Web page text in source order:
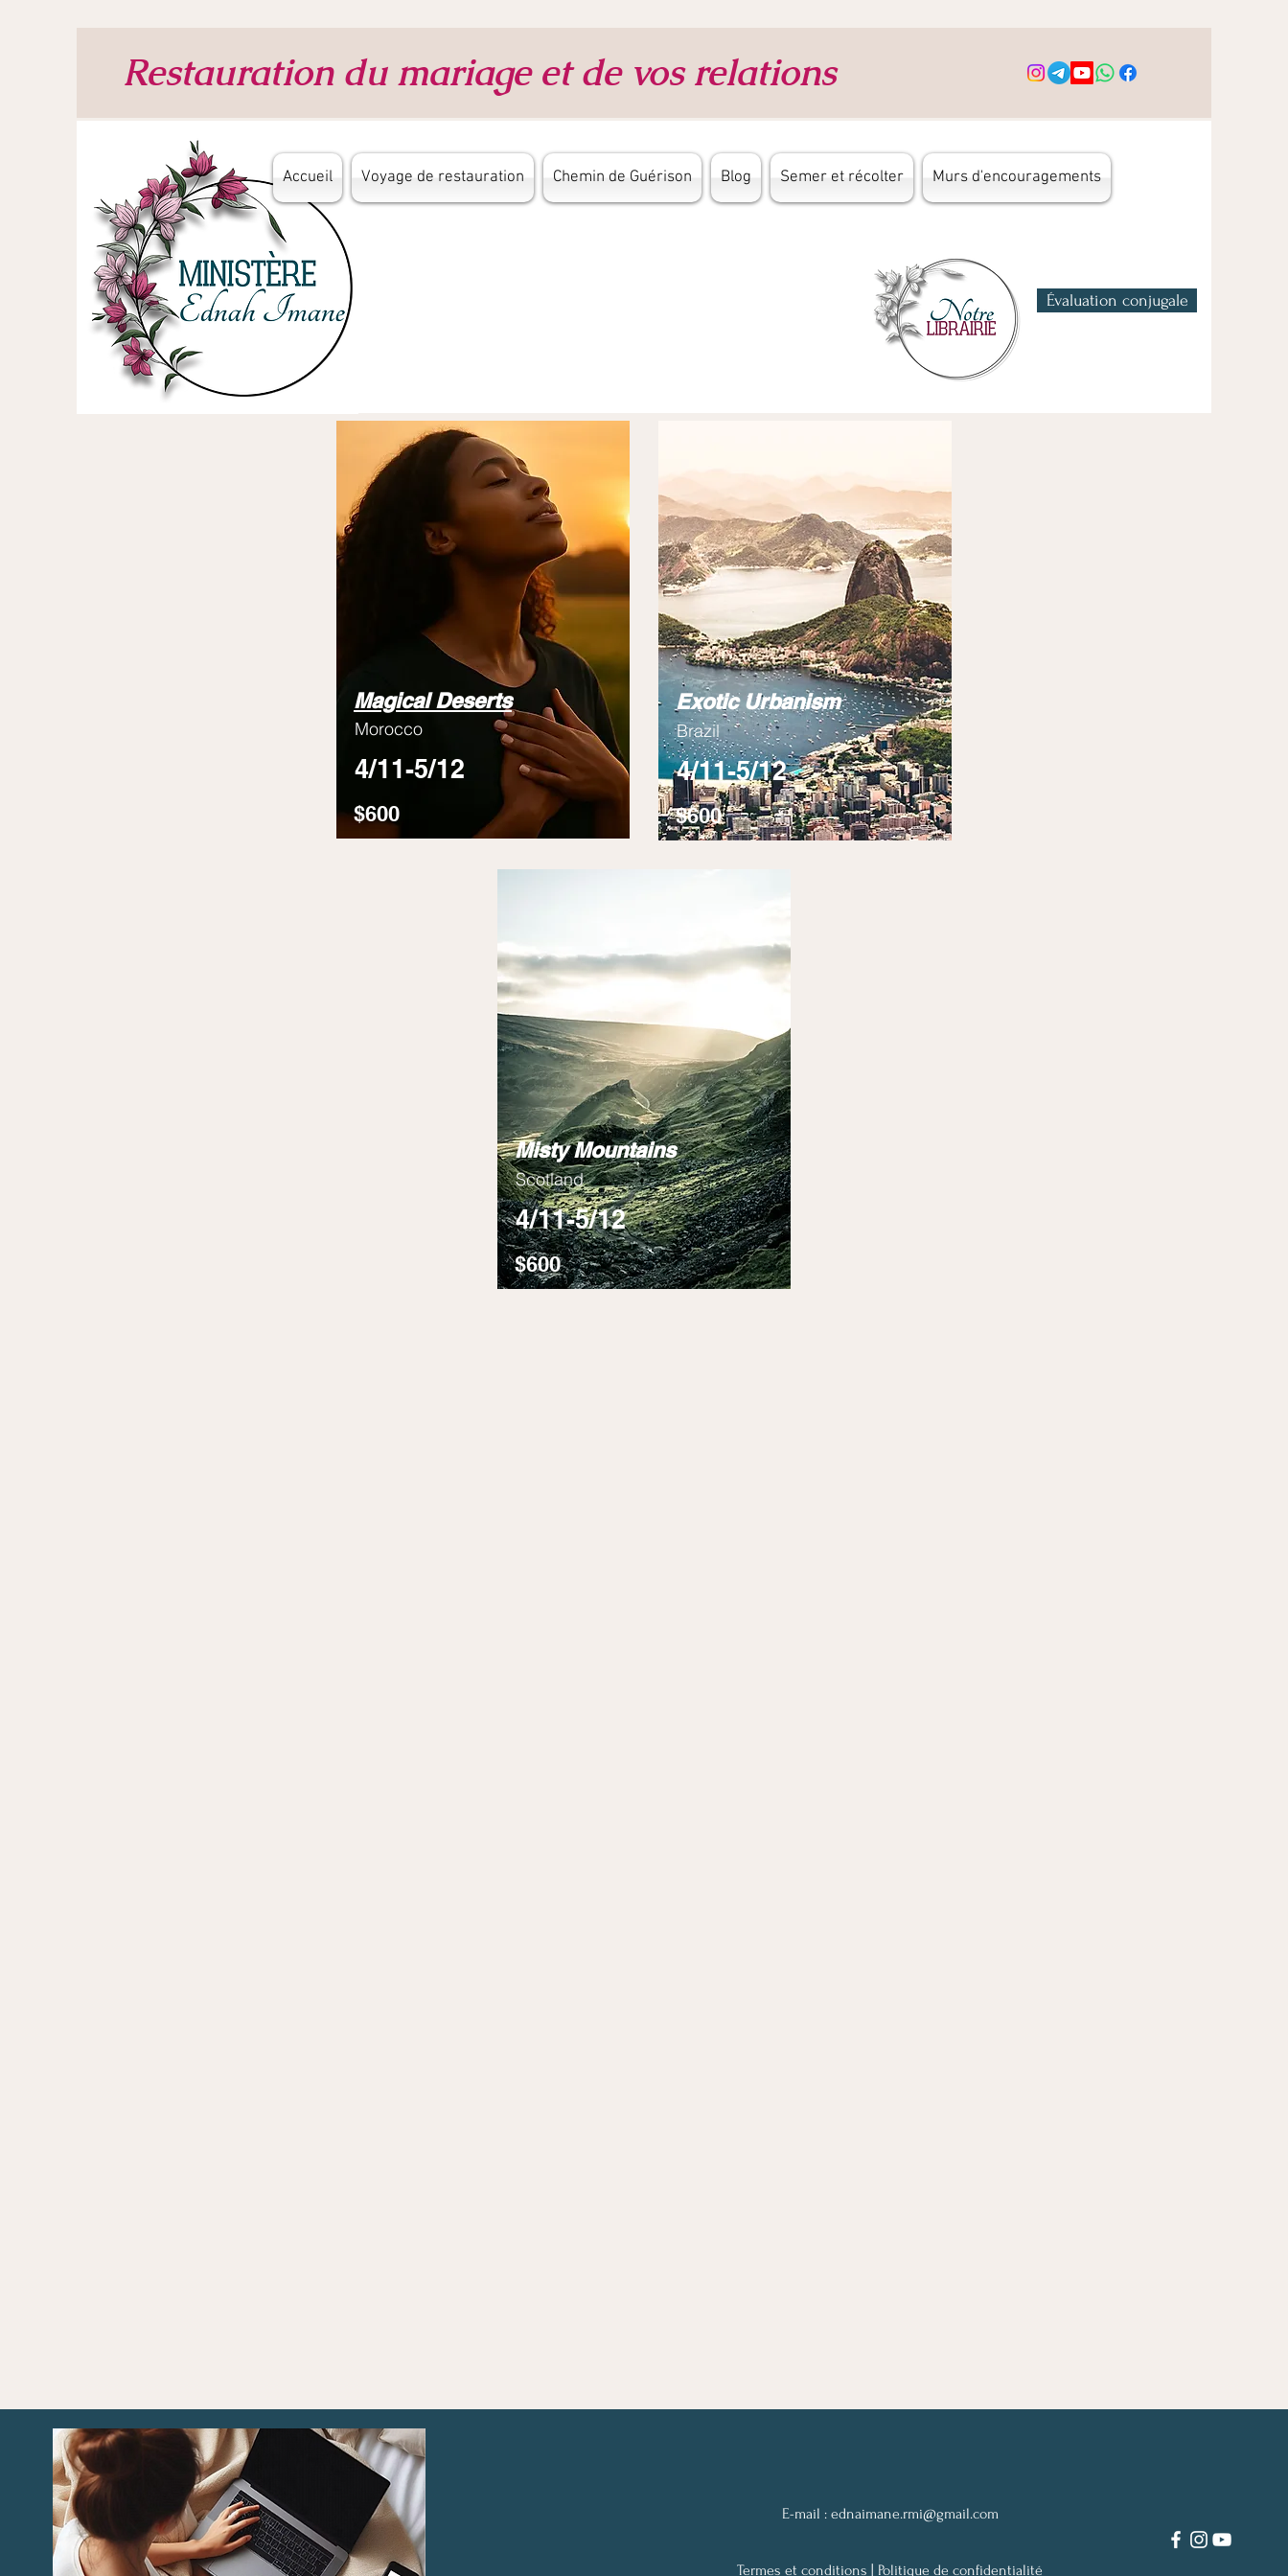
Restauration du mariage et de vos relations
Accueil Voyage de restauration Chemin de Guérison Blog Semer et récolter Murs d'encouragements
Évaluation conjugale
Magical Deserts
Morocco
4/11-5/12
$600
Exotic Urbanism
Brazil
4/11-5/12
$600
Misty Mountains
Scotland
4/11-5/12
$600
E-mail : ednaimane.rmi@gmail.com
Termes et conditions | Politique de confidentialité